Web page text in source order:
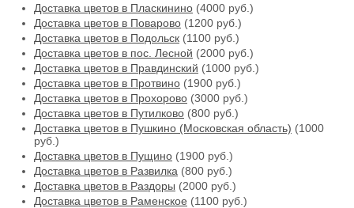
Доставка цветов в Пласкинино (4000 руб.)
Доставка цветов в Поварово (1200 руб.)
Доставка цветов в Подольск (1100 руб.)
Доставка цветов в пос. Лесной (2000 руб.)
Доставка цветов в Правдинский (1000 руб.)
Доставка цветов в Протвино (1900 руб.)
Доставка цветов в Прохорово (3000 руб.)
Доставка цветов в Путилково (800 руб.)
Доставка цветов в Пушкино (Московская область) (1000
руб.)
Доставка цветов в Пущино (1900 руб.)
Доставка цветов в Развилка (800 руб.)
Доставка цветов в Раздоры (2000 руб.)
Доставка цветов в Раменское (1100 руб.)